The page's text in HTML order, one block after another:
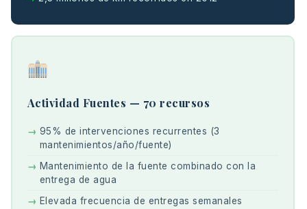
Actividad Fuentes — 70 recursos
95% de intervenciones recurrentes (3
mantenimientos/año/fuente)
Mantenimiento de la fuente combinado con la
entrega de agua
Elevada frecuencia de entregas semanales